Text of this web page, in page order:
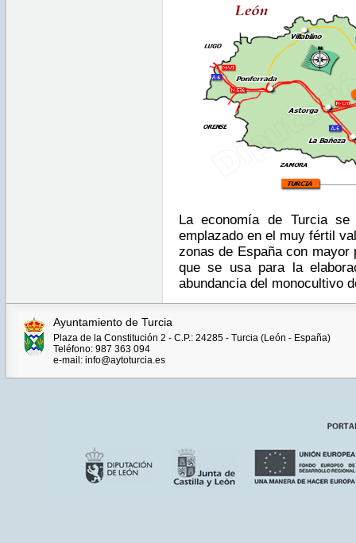
La economía de Turcia
emplazado en el muy fértil
zonas de España con mayor
que se usa para la
abundancia del monocultivo
Ayuntamiento de Turcia
Plaza de la Constitución 2 - C.P.: 24285 - Turcia (León - España)
Teléfono: 987 363 094
e-mail: info@aytoturcia.es